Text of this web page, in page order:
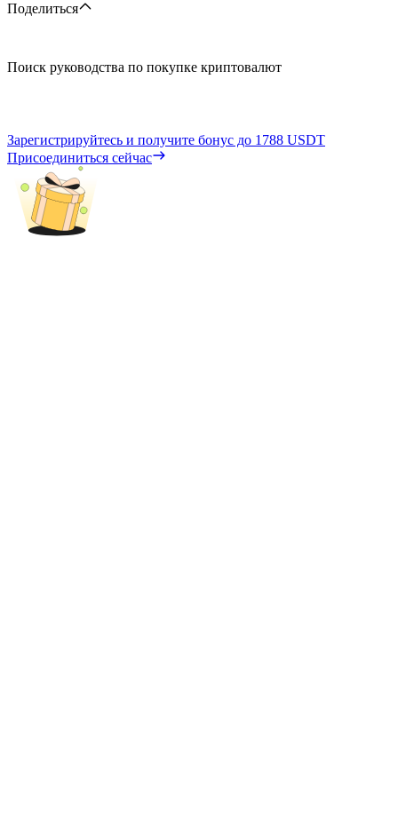
Поделиться
Поиск руководства по покупке криптовалют
Зарегистрируйтесь и получите бонус до 1788 USDT
Присоединиться сейчас